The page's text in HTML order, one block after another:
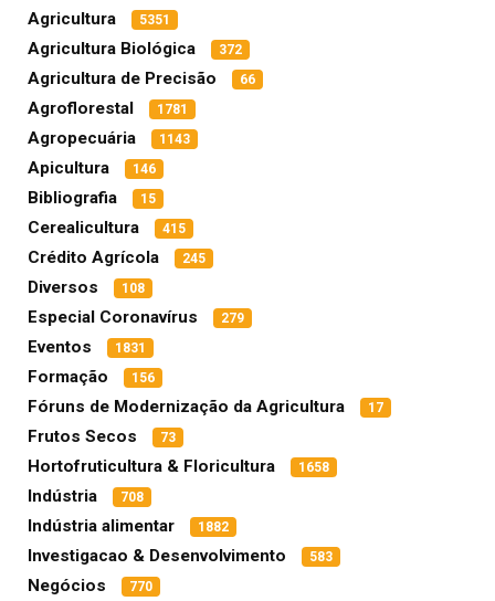
Agricultura 5351
Agricultura Biológica 372
Agricultura de Precisão 66
Agroflorestal 1781
Agropecuária 1143
Apicultura 146
Bibliografia 15
Cerealicultura 415
Crédito Agrícola 245
Diversos 108
Especial Coronavírus 279
Eventos 1831
Formação 156
Fóruns de Modernização da Agricultura 17
Frutos Secos 73
Hortofruticultura & Floricultura 1658
Indústria 708
Indústria alimentar 1882
Investigacao & Desenvolvimento 583
Negócios 770